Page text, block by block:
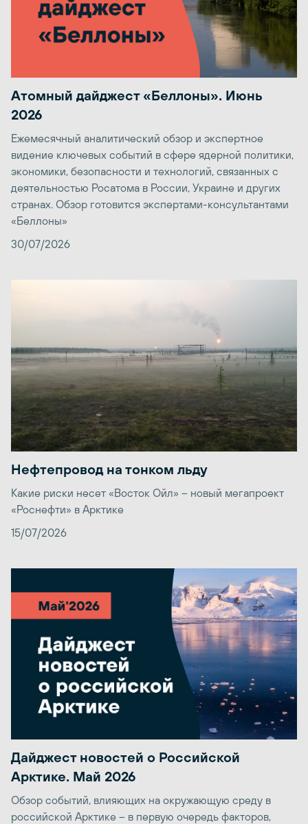
Атомный дайджест «Беллоны». Июнь
2026
Ежемесячный аналитический обзор и экспертное
видение ключевых событий в сфере ядерной политики,
экономики, безопасности и технологий, связанных с
деятельностью Росатома в России, Украине и других
странах. Обзор готовится экспертами-консультантами
«Беллоны»
30/07/2026
Нефтепровод на тонком льду
Какие риски несет «Восток Ойл» – новый мегапроект
«Роснефти» в Арктике
15/07/2026
Дайджест новостей о Российской
Арктике. Май 2026
Обзор событий, влияющих на окружающую среду в
российской Арктике – в первую очередь факторов,